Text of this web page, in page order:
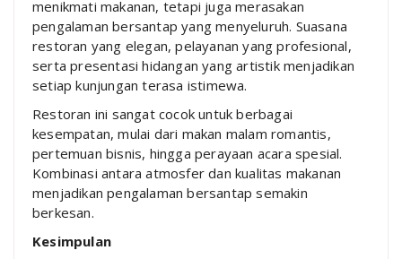
menikmati makanan, tetapi juga merasakan
pengalaman bersantap yang menyeluruh. Suasana
restoran yang elegan, pelayanan yang profesional,
serta presentasi hidangan yang artistik menjadikan
setiap kunjungan terasa istimewa.
Restoran ini sangat cocok untuk berbagai
kesempatan, mulai dari makan malam romantis,
pertemuan bisnis, hingga perayaan acara spesial.
Kombinasi antara atmosfer dan kualitas makanan
menjadikan pengalaman bersantap semakin
berkesan.
Kesimpulan